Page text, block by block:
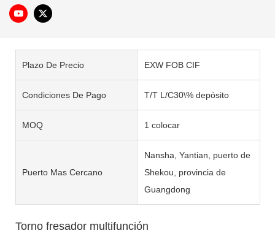
Plazo De Precio EXW FOB CIF
Condiciones De Pago T/T L/C30\% depósito
MOQ 1 colocar
Puerto Mas Cercano
Nansha, Yantian, puerto de
Shekou, provincia de
Guangdong
Torno fresador multifunción